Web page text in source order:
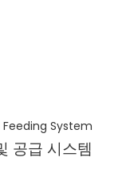
공급 시스템